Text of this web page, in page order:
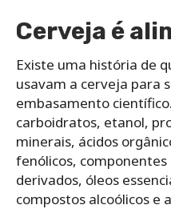
Cerveja é
Existe uma história de
usavam a cerveja para
embasamento
carboidratos, etanol,
minerais, ácidos
fenólicos,
derivados, óleos
compostos alcoólicos e